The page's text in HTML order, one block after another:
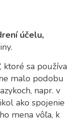
účelu,
, ktoré sa používa
malo podobu
napr. v
ako spojenie
mena vôľa, k